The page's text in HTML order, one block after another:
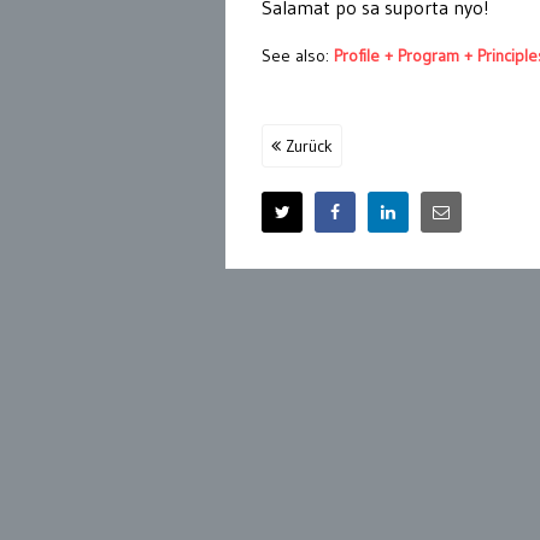
Salamat po sa suporta nyo!
See also: Profile + Program +
Zurück